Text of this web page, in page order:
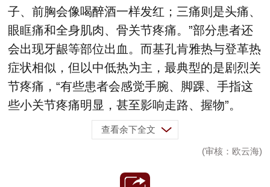
子、前胸会像喝醉酒一样发红；三痛则是头痛、
眼眶痛和全身肌肉、骨关节疼痛。”部分患者还
会出现牙龈等部位出血。而基孔肯雅热与登革热
症状相似，但以中低热为主，最典型的是剧烈关
节疼痛，“有些患者会感觉手腕、脚踝、手指这
些小关节疼痛明显，甚至影响走路、握物”。
查看余下全文
(审核：欧云海)